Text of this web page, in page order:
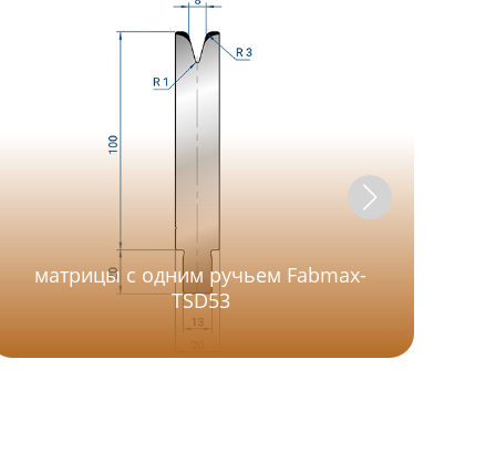
матрицы с одним ручьем Fabmax-
TSD53